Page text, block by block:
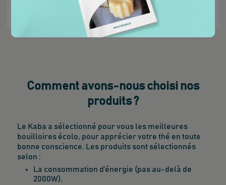
Comment avons-nous choisi nos
produits ?
Le Kaba a sélectionné pour vous les meilleures
bouilloires écolo, pour apprécier votre thé en toute
bonne conscience. Les produits sont sélectionnés
selon :
La consommation d’énergie (pas au-delà de
2000W).